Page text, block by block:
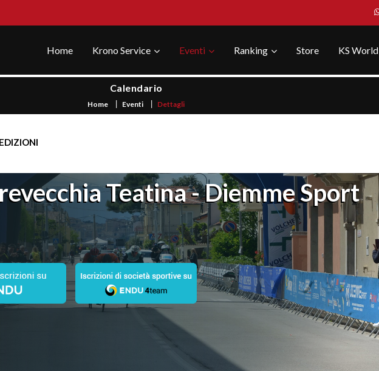
Home Krono Service Eventi Ranking Store KS World
Calendario
Home Eventi Dettagli
Teatina - Diemme Sport